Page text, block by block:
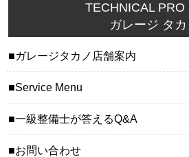
TECHNICAL PRO
ガレージ タカ
ガレージタカノ店舗案内
Service Menu
一級整備士が答えるQ&A
お問い合わせ